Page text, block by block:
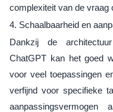
complexiteit van de vraag
4. Schaalbaarheid en
Dankzij de
ChatGPT kan het goed
voor veel toepassingen
verfijnd voor specifieke
aanpassingsvermogen